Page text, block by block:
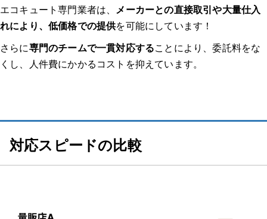
エコキュート専門業者は、
メーカーとの直接取引や大量仕入
れにより、低価格での提供を可能にしています！
さらに専門のチームで一貫対応することにより、委託料をな
くし、人件費にかかるコストを抑えています。
対応スピードの比較